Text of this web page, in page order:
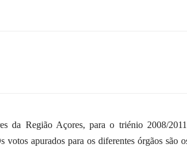
da Região Açores, para o triénio 2008/
apurados para os diferentes órgãos são